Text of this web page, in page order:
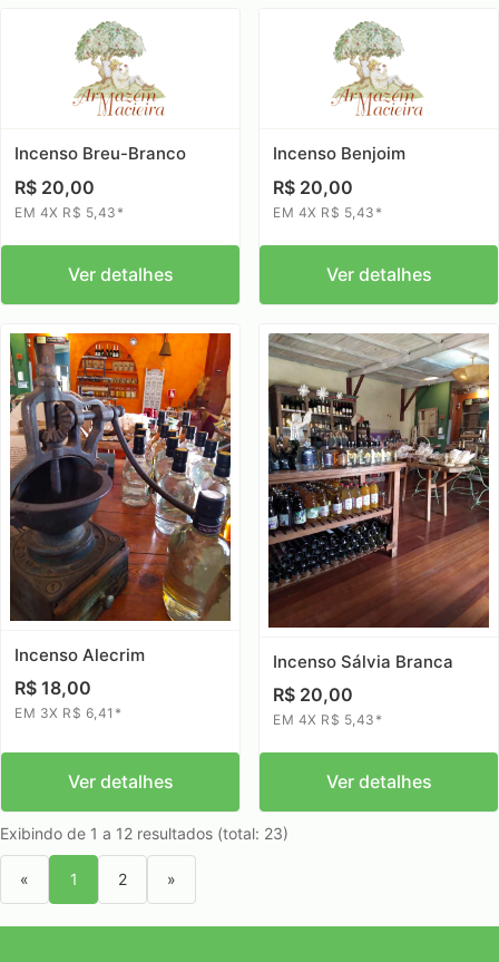
Incenso Breu-Branco
R$ 20,00
EM 4X R$ 5,43*
Ver detalhes
Incenso Benjoim
R$ 20,00
EM 4X R$ 5,43*
Ver detalhes
Incenso Alecrim
R$ 18,00
EM 3X R$ 6,41*
Ver detalhes
Incenso Sálvia Branca
R$ 20,00
EM 4X R$ 5,43*
Ver detalhes
Exibindo de 1 a 12 resultados (total: 23)
« 1 2 »